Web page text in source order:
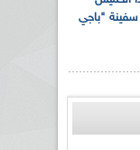
سفينة "باجي